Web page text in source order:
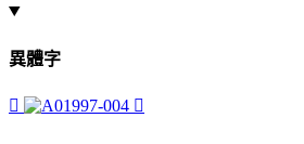
異體字
󲷌 󲷍